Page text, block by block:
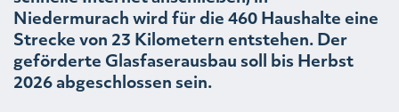
Niedermurach wird für die 460 Haushalte eine
Strecke von 23 Kilometern entstehen. Der
geförderte Glasfaserausbau soll bis Herbst
2026 abgeschlossen sein.